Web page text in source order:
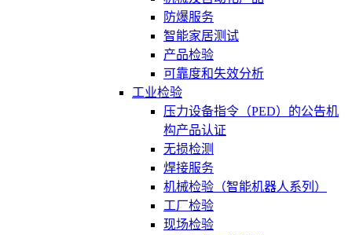
防爆服务
智能家居测试
产品检验
可靠度和失效分析
工业检验
压力设备指令（PED）的公告机
构产品认证
无损检测
焊接服务
机械检验（智能机器人系列）
工厂检验
现场检验